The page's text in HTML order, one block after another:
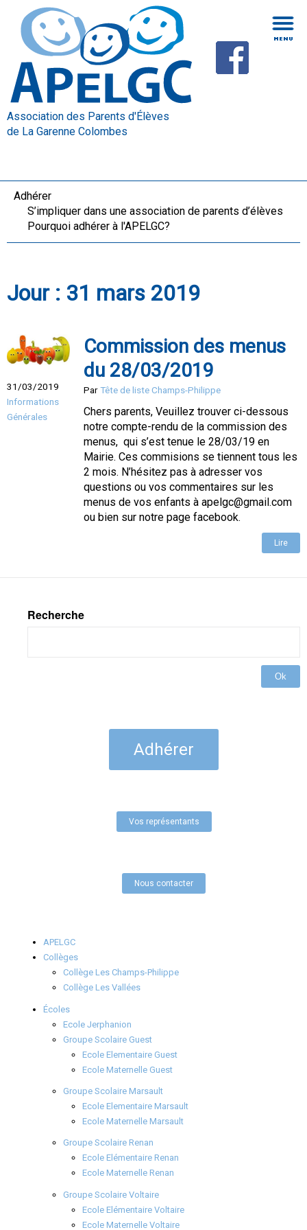
Association des Parents d'Élèves
de La Garenne Colombes
Adhérer
S’impliquer dans une association de parents d’élèves
Pourquoi adhérer à l'APELGC?
Jour : 31 mars 2019
31/03/2019
Informations
Générales
Commission des menus
du 28/03/2019
ParTête de liste Champs-Philippe
Chers parents, Veuillez trouver ci-dessous
notre compte-rendu de la commission des
menus, qui s’est tenue le 28/03/19 en
Mairie. Ces commisions se tiennent tous les
2 mois. N’hésitez pas à adresser vos
questions ou vos commentaires sur les
menus de vos enfants à apelgc@gmail.com
ou bien sur notre page facebook.
Lire
Recherche
Ok
Adhérer
Vos représentants
Nous contacter
APELGC
Collèges
Collège Les Champs-Philippe
Collège Les Vallées
Écoles
Ecole Jerphanion
Groupe Scolaire Guest
Ecole Elementaire Guest
Ecole Maternelle Guest
Groupe Scolaire Marsault
Ecole Elementaire Marsault
Ecole Maternelle Marsault
Groupe Scolaire Renan
Ecole Elémentaire Renan
Ecole Maternelle Renan
Groupe Scolaire Voltaire
Ecole Elémentaire Voltaire
Ecole Maternelle Voltaire